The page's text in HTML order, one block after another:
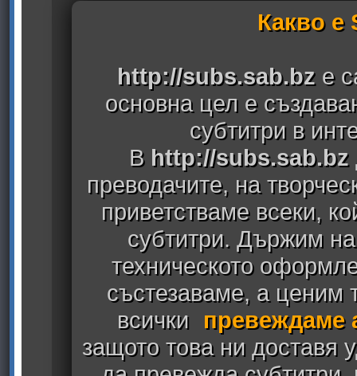
Какво е
http://subs.sab.bz е
основна цел е
субтитри в
В http://subs.sab.bz
преводачите, на
приветстваме всеки,
субтитри. Държим
техническото
състезаваме, а ценим
всички
превеждаме
защото това ни доставя